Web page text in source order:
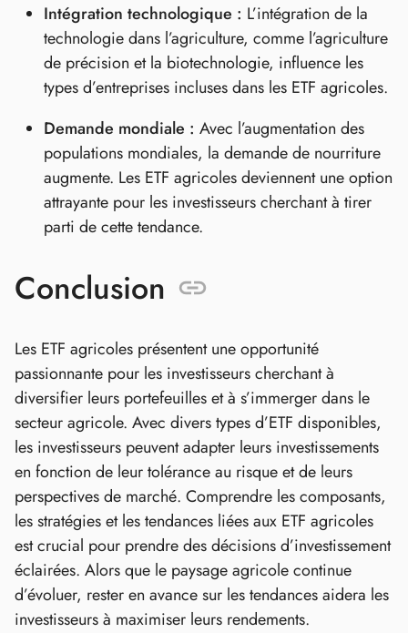
Intégration technologique : L’intégration de la
technologie dans l’agriculture, comme l’agriculture
de précision et la biotechnologie, influence les
types d’entreprises incluses dans les ETF agricoles.
Demande mondiale : Avec l’augmentation des
populations mondiales, la demande de nourriture
augmente. Les ETF agricoles deviennent une option
attrayante pour les investisseurs cherchant à tirer
parti de cette tendance.
Conclusion
Les ETF agricoles présentent une opportunité
passionnante pour les investisseurs cherchant à
diversifier leurs portefeuilles et à s’immerger dans le
secteur agricole. Avec divers types d’ETF disponibles,
les investisseurs peuvent adapter leurs investissements
en fonction de leur tolérance au risque et de leurs
perspectives de marché. Comprendre les composants,
les stratégies et les tendances liées aux ETF agricoles
est crucial pour prendre des décisions d’investissement
éclairées. Alors que le paysage agricole continue
d’évoluer, rester en avance sur les tendances aidera les
investisseurs à maximiser leurs rendements.